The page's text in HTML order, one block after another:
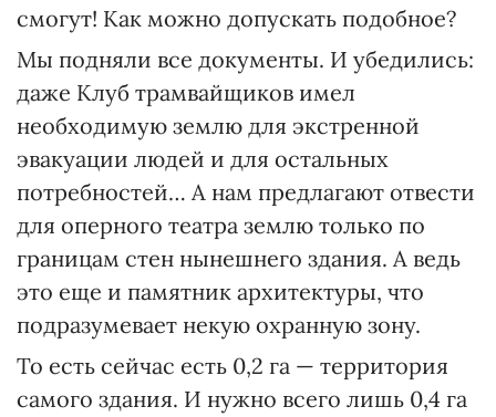
смогут! Как можно допускать подобное?
Мы подняли все документы. И убедились:
даже Клуб трамвайщиков имел
необходимую землю для экстренной
эвакуации людей и для остальных
потребностей… А нам предлагают отвести
для оперного театра землю только по
границам стен нынешнего здания. А ведь
это еще и памятник архитектуры, что
подразумевает некую охранную зону.
То есть сейчас есть 0,2 га — территория
самого здания. И нужно всего лишь 0,4 га